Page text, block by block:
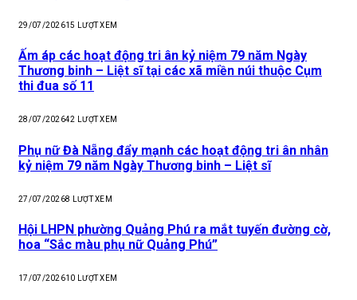
29/07/202615 LƯỢT XEM
Ấm áp các hoạt động tri ân kỷ niệm 79 năm Ngày
Thương binh – Liệt sĩ tại các xã miền núi thuộc Cụm
thi đua số 11
28/07/202642 LƯỢT XEM
Phụ nữ Đà Nẵng đẩy mạnh các hoạt động tri ân nhân
kỷ niệm 79 năm Ngày Thương binh – Liệt sĩ
27/07/20268 LƯỢT XEM
Hội LHPN phường Quảng Phú ra mắt tuyến đường cờ,
hoa “Sắc màu phụ nữ Quảng Phú”
17/07/202610 LƯỢT XEM